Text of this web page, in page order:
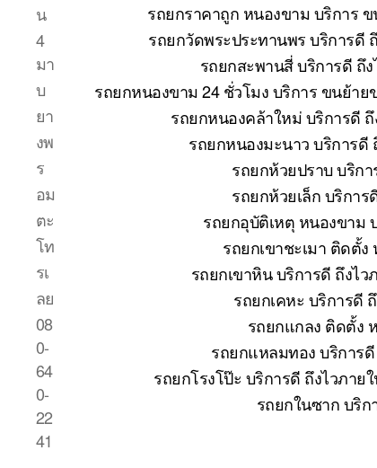
น
4
มา
บ
ยา
งพ
ร
อม
ตะ
โท
รเ
ลย
08
0-
64
0-
22
41
รถยกราคาถูก หนองขาม บริการ
รถยกวัดพระประทานพร บริการดี
รถยกสะพานสี่ บริการดี ถึ
รถยกหนองขาม 24 ชั่วโมง บริการ ขนย้าย
รถยกหนองคล้าใหม่ บริการดี
รถยกหนองมะนาว บริการดี
รถยกห้วยปราบ บริก
รถยกห้วยเล็ก บริการ
รถยกอุบัติเหตุ หนองขาม
รถยกเขาชะเมา ติดตั้
รถยกเขาหิน บริการดี ถึงไว
รถยกเคหะ บริการดี
รถยกแกลง ติดตั้ง
รถยกแหลมทอง บริการดี
รถยกโรงโป๊ะ บริการดี ถึงไวภาย
รถยกในซาก บริก